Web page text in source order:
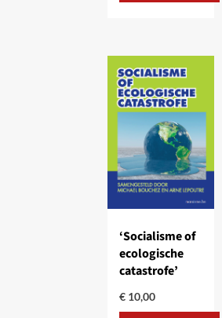
‘Socialisme of
ecologische
catastrofe’
€ 10,00